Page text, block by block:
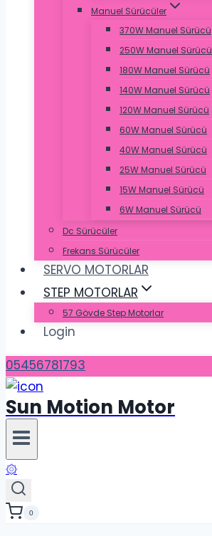
Manuel Sürücüler
370W Manuel Sürücü
250W Manuel Sürücü
180W Manuel Sürücü
140W Manuel Sürücü
120W Manuel Sürücü
60W Manuel Sürücü
40W Manuel Sürücü
25W Manuel Sürücü
15W Manuel Sürücü
6W Manuel Sürücü
Dc Sürücüler
Frekans Sürücüler
SERVO MOTORLAR
STEP MOTORLAR
57 Gövde Step Motorlar
Login
05456781793
Sun Motion Motor
۞
0